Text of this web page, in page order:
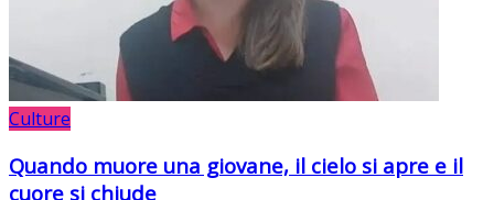
Culture
Quando muore una giovane, il cielo si apre e il
cuore si chiude